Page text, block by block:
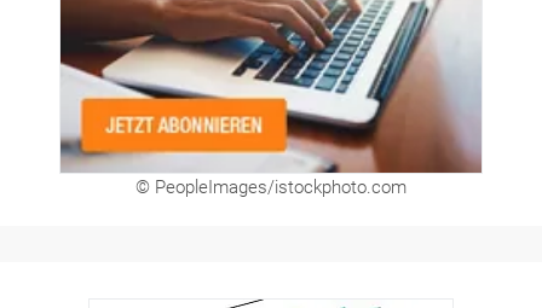
© PeopleImages/istockphoto.com